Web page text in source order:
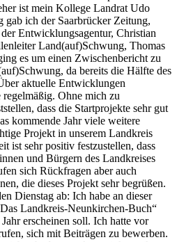
ist mein Kollege Landrat Udo
ich der Saarbrücker Zeitung,
Entwicklungsagentur, Christian
Land(auf)Schwung, Thomas
es um einen Zwischenbericht zu
da bereits die Hälfte des
aktuelle Entwicklungen
Ohne mich zu
dass die Startprojekte sehr gut
kommende Jahr viele weitere
Projekt in unserem Landkreis
ist sehr positiv festzustellen, dass
und Bürgern des Landkreises
sich Rückfragen aber auch
die dieses Projekt sehr begrüßen.
Dienstag ab: Ich habe an dieser
Landkreis-Neunkirchen-Buch“
erscheinen soll. Ich hatte vor
sich mit Beiträgen zu bewerben.